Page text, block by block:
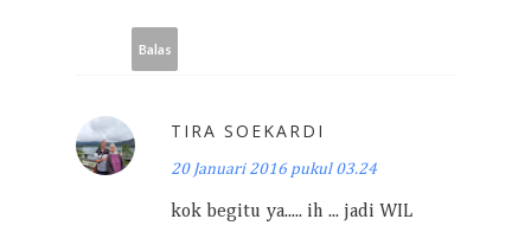
Balas
TIRA SOEKARDI
20 Januari 2016 pukul 03.24
kok begitu ya..... ih ... jadi WIL